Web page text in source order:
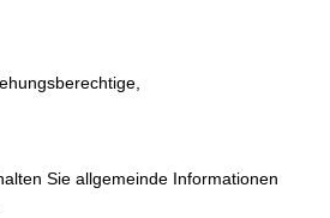
Sie allgemeinde Informationen